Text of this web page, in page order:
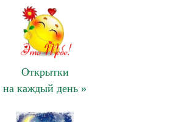
Открытки
на каждый день »